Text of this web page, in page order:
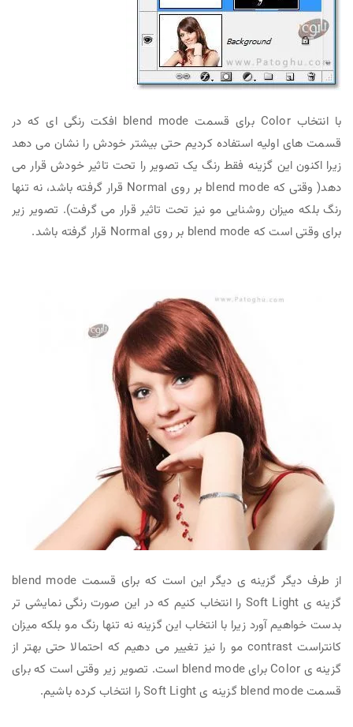
با انتخاب Color برای قسمت blend mode افکت رنگی ای که در
قسمت های اولیه استفاده کردیم حتی بیشتر خودش را نشان می دهد
زیرا اکنون این گزینه فقط رنگ یک تصویر را تحت تاثیر خودش قرار می
دهد( وقتی که blend mode بر روی Normal قرار گرفته باشد، نه تنها
رنگ بلکه میزان روشنایی مو نیز تحت تاثیر قرار می گرفت). تصویر زیر
برای وقتی است که blend mode بر روی Normal قرار گرفته باشد.
از طرف دیگر گزینه ی دیگر این است که برای قسمت blend mode
گزینه ی Soft Light را انتخاب کنیم که در این صورت رنگی نمایشی تر
بدست خواهیم آورد زیرا با انتخاب این گزینه نه تنها رنگ مو بلکه میزان
کانتراست contrast مو را نیز تغییر می دهیم که احتمالا حتی بهتر از
گزینه ی Color برای blend mode است. تصویر زیر وقتی است که برای
قسمت blend mode گزینه ی Soft Light را انتخاب کرده باشیم.